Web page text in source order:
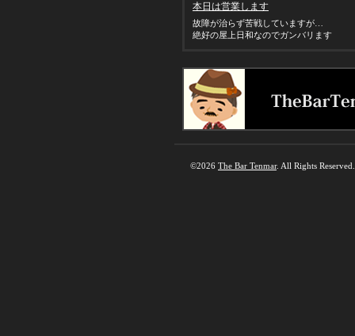
本日は営業します
故障が治らず苦戦していますが…
絶好の屋上日和なのでガンバリます
©2026 The Bar Tenmar. All Rights Reserved.